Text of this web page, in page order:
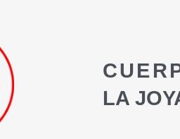
LA